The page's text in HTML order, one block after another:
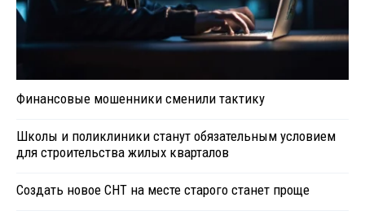
Финансовые мошенники сменили тактику
Школы и поликлиники станут обязательным условием
для строительства жилых кварталов
Создать новое СНТ на месте старого станет проще